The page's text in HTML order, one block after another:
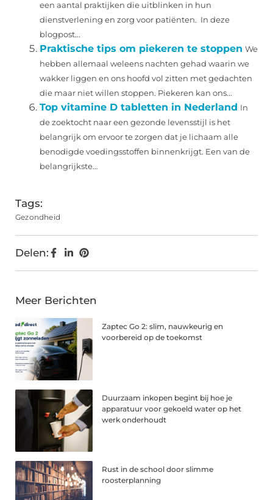
een aantal praktijken die uitblinken in hun
dienstverlening en zorg voor patiënten. In deze
blogpost...
Praktische tips om piekeren te stoppen We
hebben allemaal weleens nachten gehad waarin we
wakker liggen en ons hoofd vol zitten met gedachten
die maar niet willen stoppen. Piekeren kan ons...
Top vitamine D tabletten in Nederland In
de zoektocht naar een gezonde levensstijl is het
belangrijk om ervoor te zorgen dat je lichaam alle
benodigde voedingsstoffen binnenkrijgt. Een van de
belangrijkste...
Tags:
Gezondheid
Delen:
Meer Berichten
Zaptec Go 2: slim, nauwkeurig en
voorbereid op de toekomst
Duurzaam inkopen begint bij hoe je
apparatuur voor gekoeld water op het
werk onderhoudt
Rust in de school door slimme
roosterplanning